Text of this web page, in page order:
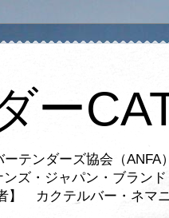
ー
ーテンダーズ協会（
ンズ・ジャパン・ブラン
】 カクテルバー・ネマ